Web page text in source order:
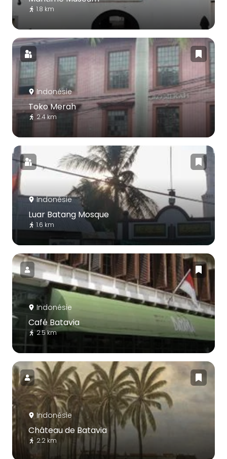
1.8 km
Indonésie
Toko Merah
2.4 km
Indonésie
Luar Batang Mosque
1.6 km
Indonésie
Café Batavia
2.5 km
Indonésie
Château de Batavia
2.2 km